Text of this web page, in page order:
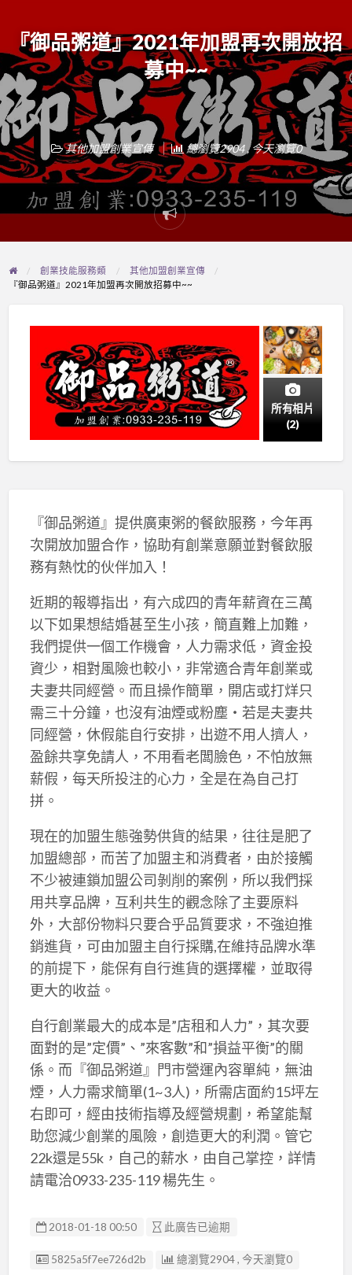
『御品粥道』2021年加盟再次開放招
募中~~
其他加盟創業宣傳 總瀏覽2904 , 今天瀏覽0
Report
problem
創業技能服務類
其他加盟創業宣傳
『御品粥道』2021年加盟再次開放招募中~~
所有相片
(2)
『御品粥道』提供廣東粥的餐飲服務，今年再
次開放加盟合作，協助有創業意願並對餐飲服
務有熱忱的伙伴加入！
近期的報導指出，有六成四的青年薪資在三萬
以下如果想結婚甚至生小孩，簡直難上加難，
我們提供一個工作機會，人力需求低，資金投
資少，相對風險也較小，非常適合青年創業或
夫妻共同經營。而且操作簡單，開店或打烊只
需三十分鐘，也沒有油煙或粉塵‧若是夫妻共
同經營，休假能自行安排，出遊不用人擠人，
盈餘共享免請人，不用看老闆臉色，不怕放無
薪假，每天所投注的心力，全是在為自己打
拼。
現在的加盟生態強勢供貨的結果，往往是肥了
加盟總部，而苦了加盟主和消費者，由於接觸
不少被連鎖加盟公司剝削的案例，所以我們採
用共享品牌，互利共生的觀念除了主要原料
外，大部份物料只要合乎品質要求，不強迫推
銷進貨，可由加盟主自行採購,在維持品牌水準
的前提下，能保有自行進貨的選擇權，並取得
更大的收益。
自行創業最大的成本是”店租和人力”，其次要
面對的是”定價”、”來客數”和”損益平衡”的關
係。而『御品粥道』門市營運內容單純，無油
煙，人力需求簡單(1~3人)，所需店面約15坪左
右即可，經由技術指導及經營規劃，希望能幫
助您減少創業的風險，創造更大的利潤。管它
22k還是55k，自己的薪水，由自己掌控，詳情
請電洽0933-235-119 楊先生。
2018-01-18 00:50 此廣告已逾期
廣告编號
5825a5f7ee726d2b 總瀏覽2904 , 今天瀏覽0